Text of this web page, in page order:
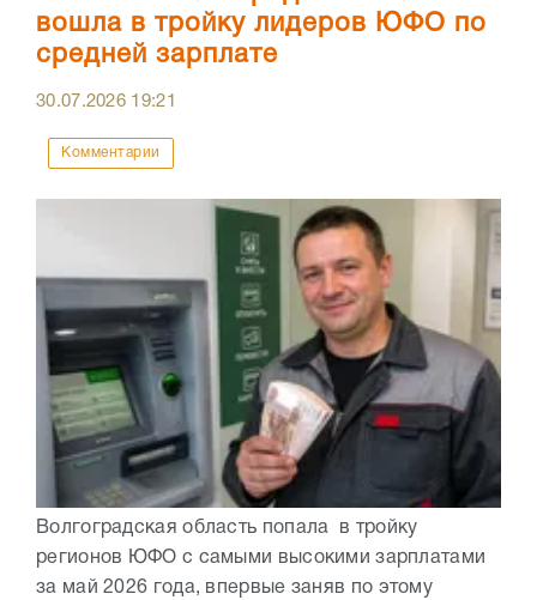
вошла в тройку лидеров ЮФО по
средней зарплате
30.07.2026 19:21
Комментарии
Волгоградская область попала в тройку
регионов ЮФО с самыми высокими зарплатами
за май 2026 года, впервые заняв по этому